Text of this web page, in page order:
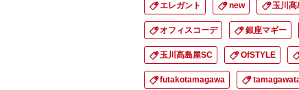
エレガント new 玉川髙
オフィスコーデ 銀座マギー
玉川髙島屋SC OfSTYLE
futakotamagawa